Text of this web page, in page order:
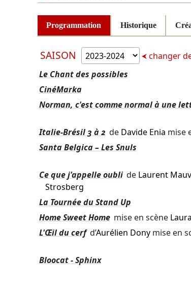
Programmation Historique
SAISON
changer
Le Chant des possibles
CinéMarka
Norman, c'est comme normal à une
Italie-Brésil 3 à 2 de Davide Enia mise
Santa Belgica – Les Snuls
Ce que j'appelle oubli de Laurent
Strosberg
La Tournée du Stand Up
Home Sweet Home mise en scène
L'Œil du cerf d’Aurélien Donymise en
Bloocat - Sphinx